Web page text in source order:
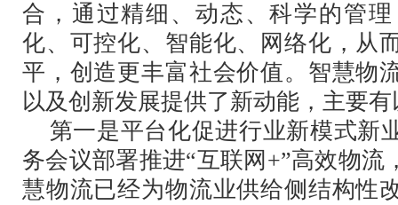
合，通过精细、动态、科学的管
化、可控化、智能化、网络化，从
平，创造更丰富社会价值。智慧物
以及创新发展提供了新动能，主要
第一是平台化促进行业新模式新
务会议部署推进“互联网+”高效物
慧物流已经为物流业供给侧结构性